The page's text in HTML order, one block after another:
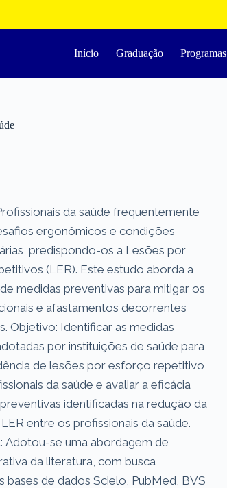
Início Graduação Programas
da saúde frequentemente
ergonômicos e condições
predispondo-os a Lesões por
(LER). Este estudo aborda a
medidas preventivas para mitigar os
e afastamentos decorrentes
Objetivo: Identificar as medidas
por instituições de saúde para
de lesões por esforço repetitivo
da saúde e avaliar a eficácia
identificadas na redução da
entre os profissionais da saúde.
Adotou-se uma abordagem de
da literatura, com busca
bases de dados Scielo, PubMed, BVS